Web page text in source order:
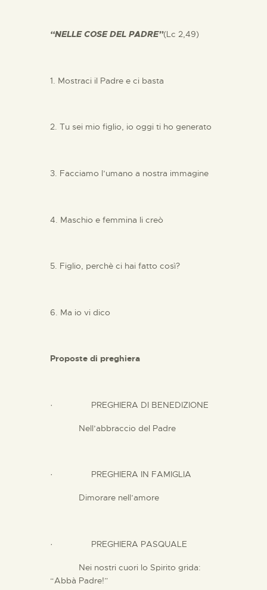
“NELLE COSE DEL PADRE”(Lc 2,49)
1. Mostraci il Padre e ci basta
2. Tu sei mio figlio, io oggi ti ho generato
3. Facciamo l’umano a nostra immagine
4. Maschio e femmina li creò
5. Figlio, perchè ci hai fatto così?
6. Ma io vi dico
Proposte di preghiera
· PREGHIERA DI BENEDIZIONE
Nell’abbraccio del Padre
· PREGHIERA IN FAMIGLIA
Dimorare nell’amore
· PREGHIERA PASQUALE
Nei nostri cuori lo Spirito grida:
“Abbà Padre!”